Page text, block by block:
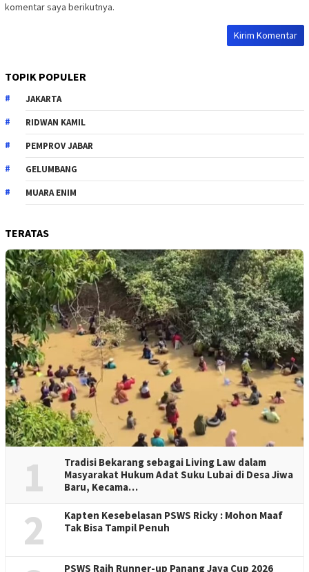
komentar saya berikutnya.
TOPIK POPULER
JAKARTA
RIDWAN KAMIL
PEMPROV JABAR
GELUMBANG
MUARA ENIM
TERATAS
1
Tradisi Bekarang sebagai Living Law dalam
Masyarakat Hukum Adat Suku Lubai di Desa Jiwa
Baru, Kecama…
2
Kapten Kesebelasan PSWS Ricky : Mohon Maaf
Tak Bisa Tampil Penuh
PSWS Raih Runner-up Panang Jaya Cup 2026